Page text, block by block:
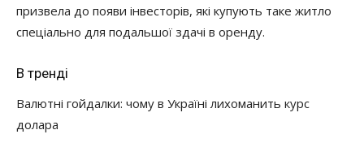
призвела до появи інвесторів, які купують таке житло
спеціально для подальшої здачі в оренду.
В тренді
Валютні гойдалки: чому в Україні лихоманить курс
долара